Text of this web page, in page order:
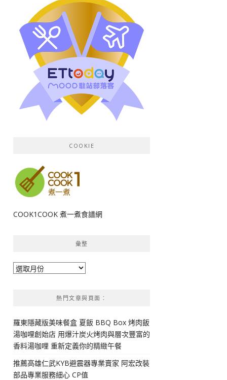
COOKIE
COOK1COOK 煮一煮食譜網
彙整
彙
熱門文章與頁面︰
羅東隱藏版美味餐盒 夏飯 BBQ Box 烤肉飯
湯咖哩創始店 用爆汁炭火烤肉與層次豐富的
香料湯咖哩 重新定義你的精緻午餐
推薦高雄仁武KYB避震器專業賣家 阿宏改裝
部品專業服務細心 CP值